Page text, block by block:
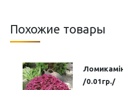
Похожие товары
/0.01гр./